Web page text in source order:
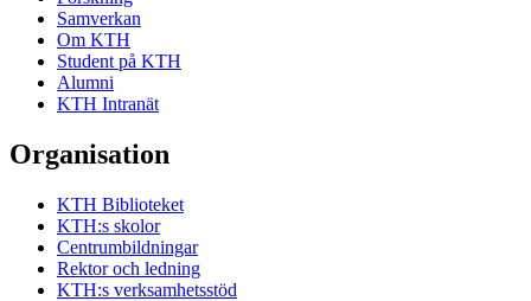
Samverkan
Om KTH
Student på KTH
Alumni
KTH Intranät
Organisation
KTH Biblioteket
KTH:s skolor
Centrumbildningar
Rektor och ledning
KTH:s verksamhetsstöd